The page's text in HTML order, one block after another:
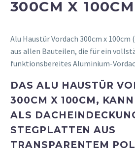
300CM X 100CM
Alu Haustür Vordach 300cm x
aus allen Bauteilen, die für ein
funktionsbereites Aluminium-
DAS ALU HAUSTÜR
300CM X 100CM,
ALS
STEGPLATTEN AUS
TRANSPARENTEM